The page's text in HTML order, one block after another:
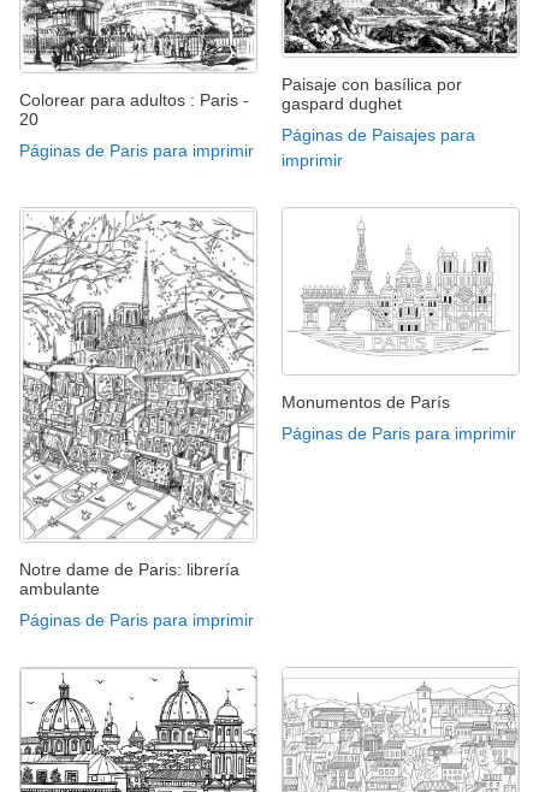
Colorear para adultos : Paris -
20
Páginas de Paris para imprimir
Paisaje con basílica por
gaspard dughet
Páginas de Paisajes para
imprimir
Notre dame de Paris: librería
ambulante
Páginas de Paris para imprimir
Monumentos de París
Páginas de Paris para imprimir